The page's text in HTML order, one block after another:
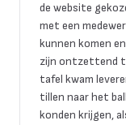
de website
met een
kunnen komen
zijn ontzettend
tafel kwam
tillen naar het
konden krijgen,